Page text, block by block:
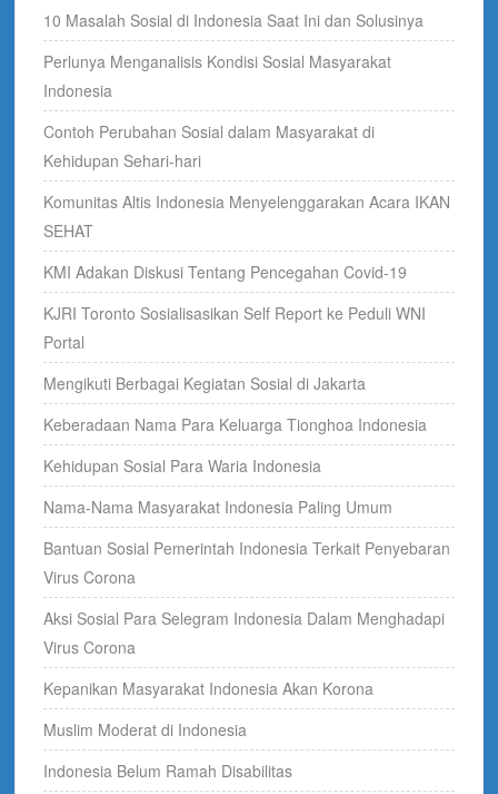
10 Masalah Sosial di Indonesia Saat Ini dan Solusinya
Perlunya Menganalisis Kondisi Sosial Masyarakat
Indonesia
Contoh Perubahan Sosial dalam Masyarakat di
Kehidupan Sehari-hari
Komunitas Altis Indonesia Menyelenggarakan Acara IKAN
SEHAT
KMI Adakan Diskusi Tentang Pencegahan Covid-19
KJRI Toronto Sosialisasikan Self Report ke Peduli WNI
Portal
Mengikuti Berbagai Kegiatan Sosial di Jakarta
Keberadaan Nama Para Keluarga Tionghoa Indonesia
Kehidupan Sosial Para Waria Indonesia
Nama-Nama Masyarakat Indonesia Paling Umum
Bantuan Sosial Pemerintah Indonesia Terkait Penyebaran
Virus Corona
Aksi Sosial Para Selegram Indonesia Dalam Menghadapi
Virus Corona
Kepanikan Masyarakat Indonesia Akan Korona
Muslim Moderat di Indonesia
Indonesia Belum Ramah Disabilitas